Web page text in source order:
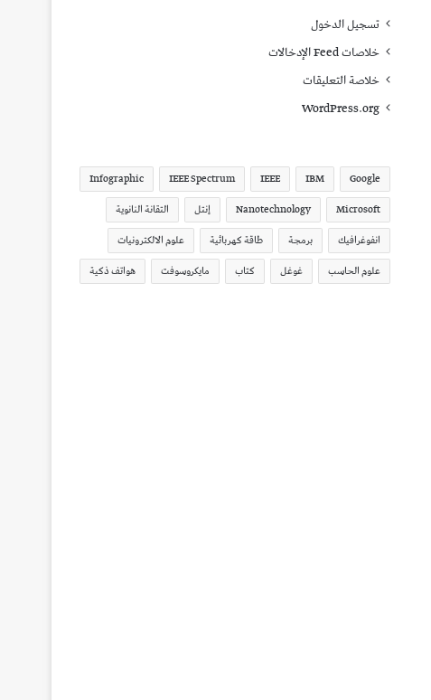
تسجيل الدخول
خلاصات Feed الإدخالات
خلاصة التعليقات
WordPress.org
Google
IBM
IEEE
IEEE Spectrum
Infographic
Microsoft
Nanotechnology إنتل
التقانة النانوية
انفوغرافيك
برمجة طاقة كهربائية
علوم الالكترونيات
علوم الحاسب
غوغل كتاب مايكروسوفت هواتف ذكية